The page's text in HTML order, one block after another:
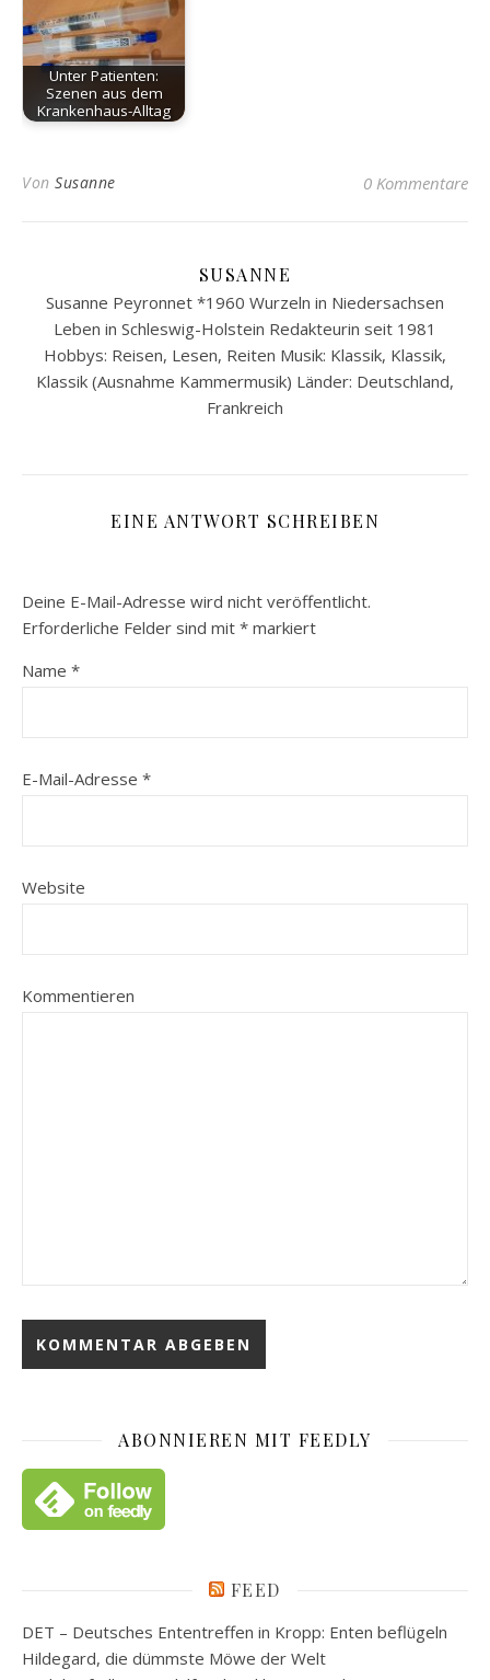
Unter Patienten:
Szenen aus dem
Krankenhaus-Alltag
Von Susanne 0 Kommentare
SUSANNE
Susanne Peyronnet *1960 Wurzeln in Niedersachsen
Leben in Schleswig-Holstein Redakteurin seit 1981
Hobbys: Reisen, Lesen, Reiten Musik: Klassik, Klassik,
Klassik (Ausnahme Kammermusik) Länder: Deutschland,
Frankreich
EINE ANTWORT SCHREIBEN
Deine E-Mail-Adresse wird nicht veröffentlicht.
Erforderliche Felder sind mit * markiert
Name *
E-Mail-Adresse *
Website
Kommentieren
ABONNIEREN MIT FEEDLY
FEED
DET – Deutsches Ententreffen in Kropp: Enten beflügeln
Hildegard, die dümmste Möwe der Welt